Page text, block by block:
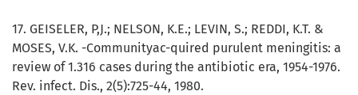
17. GEISELER, P,J.; NELSON, K.E.; LEVIN, S.; REDDI, K.T. &
MOSES, V.K. -Communityac-quired purulent meningitis: a
review of 1.316 cases during the antibiotic era, 1954-1976.
Rev. infect. Dis., 2(5):725-44, 1980.